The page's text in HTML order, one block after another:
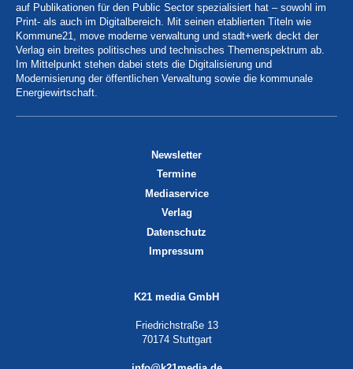
auf Publikationen für den Public Sector spezialisiert hat – sowohl im
Print- als auch im Digitalbereich. Mit seinen etablierten Titeln wie
Kommune21, move moderne verwaltung und stadt+werk deckt der
Verlag ein breites politisches und technisches Themenspektrum ab.
Im Mittelpunkt stehen dabei stets die Digitalisierung und
Modernisierung der öffentlichen Verwaltung sowie die kommunale
Energiewirtschaft.
Newsletter
Termine
Mediaservice
Verlag
Datenschutz
Impressum
K21 media GmbH
Friedrichstraße 13
70174 Stuttgart